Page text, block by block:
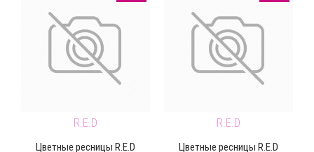
R.E.D
Цветные ресницы R.E.D
R.E.D
Цветные ресницы R.E.D